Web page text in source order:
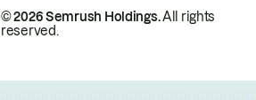
© 2026 Semrush Holdings.All rights
reserved.